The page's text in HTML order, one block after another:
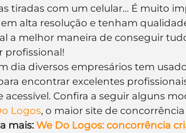
tiradas com um celular… É muito
alta resolução e tenham
a melhor maneira de conseguir
profissional!
dia diversos empresários tem
encontrar excelentes
acessível. Confira a seguir alguns
Logos, o maior site de
mais: We Do Logos: concorrência